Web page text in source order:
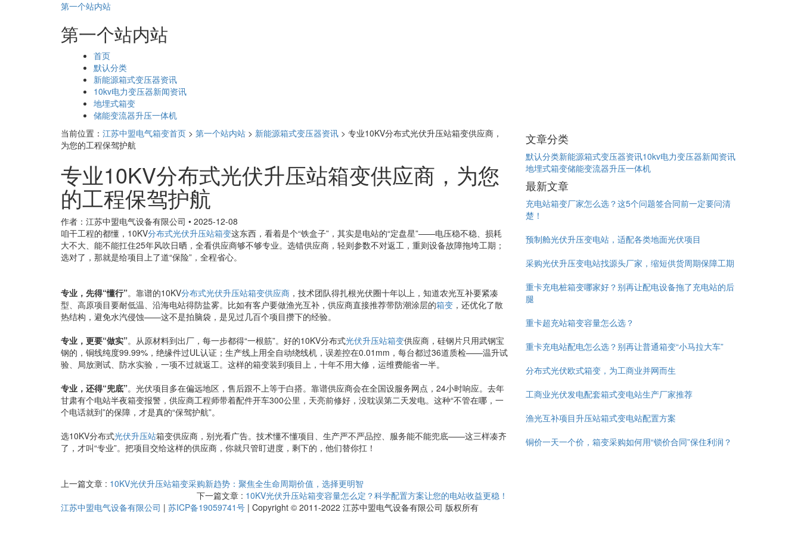
第一个站内站
第一个站内站
首页
默认分类
新能源箱式变压器资讯
10kv电力变压器新闻资讯
地埋式箱变
储能变流器升压一体机
当前位置： 江苏中盟电气箱变首页 > 第一个站内站 > 新能源箱式变压器资讯 > 专业10KV分布式光伏升压站箱变供应商，
为您的工程保驾护航
专业10KV分布式光伏升压站箱变供应商，为您
的工程保驾护航
作者：江苏中盟电气设备有限公司 • 2025-12-08
咱干工程的都懂，10KV分布式光伏升压站箱变这东西，看着是个“铁盒子”，其实是电站的“定盘星”——电压稳不稳、损耗
大不大、能不能扛住25年风吹日晒，全看供应商够不够专业。选错供应商，轻则参数不对返工，重则设备故障拖垮工期；
选对了，那就是给项目上了道“保险”，全程省心。
专业，先得“懂行”。靠谱的10KV分布式光伏升压站箱变供应商 ，技术团队得扎根光伏圈十年以上，知道农光互补要紧凑
型、高原项目要耐低温、沿海电站得防盐雾。比如有客户要做渔光互补，供应商直接推荐带防潮涂层的箱变 ，还优化了散
热结构，避免水汽侵蚀——这不是拍脑袋，是见过几百个项目攒下的经验。
专业，更要“做实”。从原材料到出厂，每一步都得“一根筋”。好的10KV分布式光伏升压站箱变供应商，硅钢片只用武钢宝
钢的，铜线纯度99.99%，绝缘件过UL认证；生产线上用全自动绕线机，误差控在0.01mm，每台都过36道质检——温升试
验、局放测试、防水实验，一项不过就返工。这样的箱变装到项目上，十年不用大修，运维费能省一半。
专业，还得“兜底”。光伏项目多在偏远地区，售后跟不上等于白搭。靠谱供应商会在全国设服务网点，24小时响应。去年
甘肃有个电站半夜箱变报警，供应商工程师带着配件开车300公里，天亮前修好，没耽误第二天发电。这种“不管在哪，一
个电话就到”的保障，才是真的“保驾护航”。
选10KV分布式光伏升压站箱变供应商，别光看广告。技术懂不懂项目、生产严不严品控、服务能不能兜底——这三样凑齐
了，才叫“专业”。把项目交给这样的供应商，你就只管盯进度，剩下的，他们替你扛！
上一篇文章 : 10KV光伏升压站箱变采购新趋势：聚焦全生命周期价值，选择更明智
下一篇文章 : 10KV光伏升压站箱变容量怎么定？科学配置方案让您的电站收益更稳！
文章分类
默认分类新能源箱式变压器资讯10kv电力变压器新闻资讯
地埋式箱变储能变流器升压一体机
最新文章
充电站箱变厂家怎么选？这5个问题签合同前一定要问清
楚！
预制舱光伏升压变电站，适配各类地面光伏项目
采购光伏升压变电站找源头厂家，缩短供货周期保障工期
重卡充电桩箱变哪家好？别再让配电设备拖了充电站的后
腿
重卡超充站箱变容量怎么选？
重卡充电站配电怎么选？别再让普通箱变“小马拉大车”
分布式光伏欧式箱变，为工商业并网而生
工商业光伏发电配套箱式变电站生产厂家推荐
渔光互补项目升压站箱式变电站配置方案
铜价一天一个价，箱变采购如何用“锁价合同”保住利润？
江苏中盟电气设备有限公司 | 苏ICP备19059741号 | Copyright © 2011-2022 江苏中盟电气设备有限公司 版权所有